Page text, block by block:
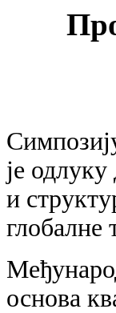
је
и
глобалне
основа